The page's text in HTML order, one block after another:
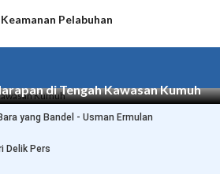
Pelabuhan
di Tengah Kawasan Kumuh
yang Bandel - Usman Ermulan
Delik Pers